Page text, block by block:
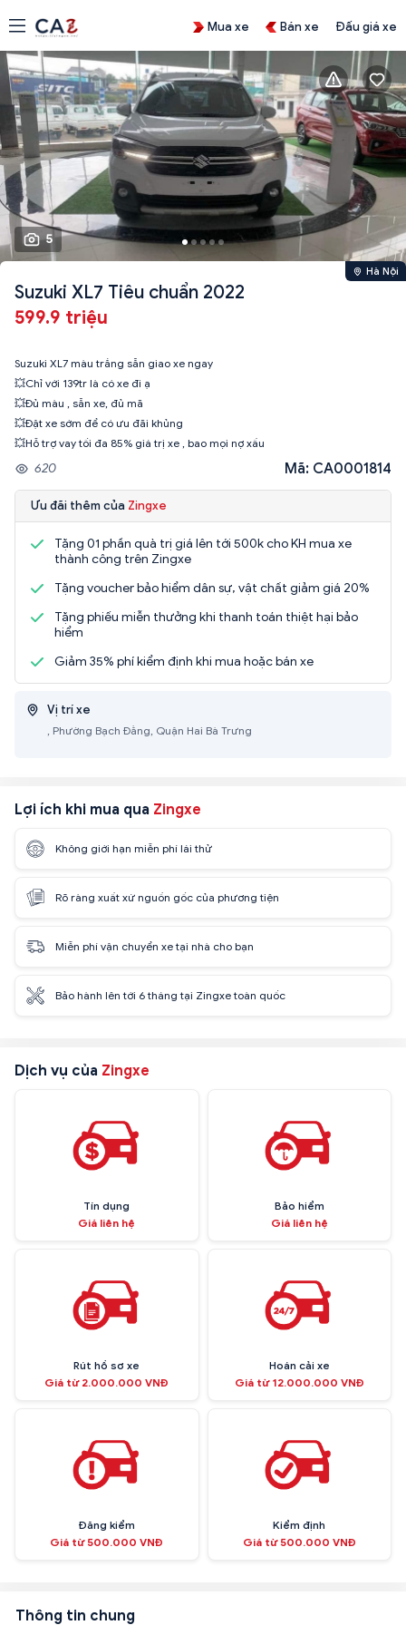
Mua xe Bán xe Đấu giá xe
5
Hà Nội
Suzuki XL7 Tiêu chuẩn 2022
599.9 triệu
Suzuki XL7 màu trắng sẵn giao xe ngay
💥Chỉ với 139tr là có xe đi ạ
💥Đủ màu , sẵn xe, đủ mã
💥Đặt xe sớm để có ưu đãi khủng
💥Hỗ trợ vay tối đa 85% giá trị xe , bao mọi nợ xấu
620 Mã: CA0001814
Ưu đãi thêm của Zingxe
Tặng 01 phần quà trị giá lên tới 500k cho KH mua xe
thành công trên Zingxe
Tặng voucher bảo hiểm dân sự, vật chất giảm giá 20%
Tặng phiếu miễn thưởng khi thanh toán thiệt hại bảo
hiểm
Giảm 35% phí kiểm định khi mua hoặc bán xe
Vị trí xe
, Phường Bạch Đằng, Quận Hai Bà Trưng
Lợi ích khi mua qua Zingxe
Không giới hạn miễn phí lái thử
Rõ ràng xuất xứ nguồn gốc của phương tiện
Miễn phí vận chuyển xe tại nhà cho bạn
Bảo hành lên tới 6 tháng tại Zingxe toàn quốc
Dịch vụ của Zingxe
Tín dụng
Giá liên hệ
Bảo hiểm
Giá liên hệ
Rút hồ sơ xe
Giá từ 2.000.000 VNĐ
Hoán cải xe
Giá từ 12.000.000 VNĐ
Đăng kiểm
Giá từ 500.000 VNĐ
Kiểm định
Giá từ 500.000 VNĐ
Thông tin chung